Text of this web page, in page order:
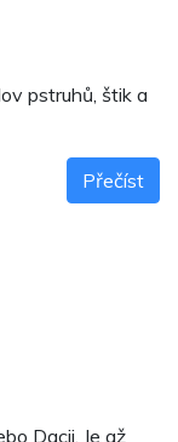
pstruhů, štik a
Přečíst
Dacii. Je až